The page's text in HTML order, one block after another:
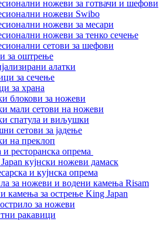
ножеви за готвачи и шефови
ножеви Swibo
ножеви за месари
ножеви за тенко сечење
сетови за шефови
за оштрење
алатки
за сечење
за храна
блокови за ножеви
мали сетови на ножеви
спатула и виљушки
сетови за јадење
на преклоп
и ресторанска опрема
кујнски ножеви дамаск
и кујнска опрема
за ножеви и водени камења Risam
камења за острење King Japan
за ножеви
ракавици